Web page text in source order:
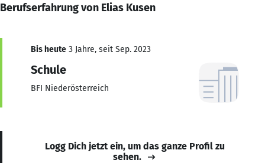
Berufserfahrung von Elias Kusen
Bis heute 3 Jahre, seit Sep. 2023
Schule
BFI Niederösterreich
Logg Dich jetzt ein, um das ganze Profil zu
sehen.